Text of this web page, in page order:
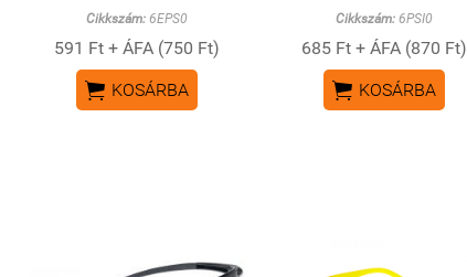
Cikkszám: 6EPS0
591 Ft + ÁFA (750 Ft)
 KOSÁRBA
Cikkszám:6PSI0
685 Ft + ÁFA (870 Ft)
 KOSÁRBA